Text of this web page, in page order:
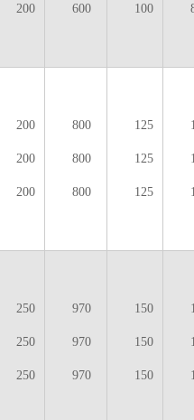
200 600 100
200
200
200
800
800
800
125
125
125
250
250
250
970
970
970
150
150
150